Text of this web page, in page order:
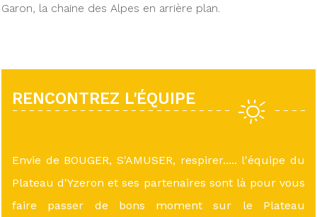
Garon, la chaine des Alpes en arrière plan.
RENCONTREZ L'ÉQUIPE
Envie de BOUGER, S'AMUSER, respirer..... l'équipe du
Plateau d'Yzeron et ses partenaires sont là pour vous
faire passer de bons moment sur le Plateau